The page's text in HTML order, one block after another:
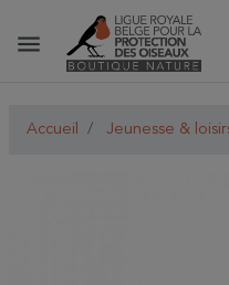
menu
Accueil Jeunesse &